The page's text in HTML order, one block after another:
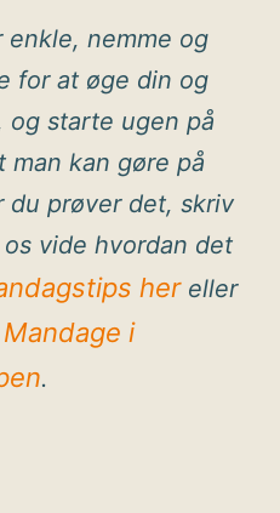
enkle, nemme og
for at øge din og
starte ugen på
man kan gøre på
du prøver det, skriv
vide hvordan det
hereller
i
.